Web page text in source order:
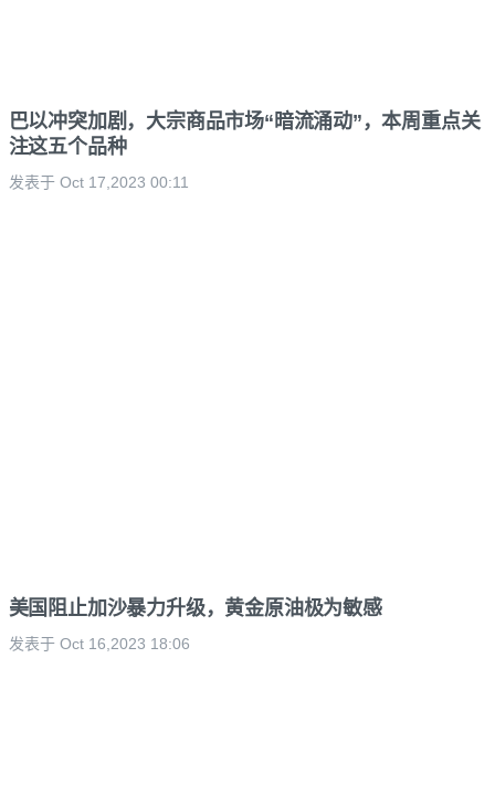
巴以冲突加剧，大宗商品市场“暗流涌动”，本周重点关
注这五个品种
发表于 Oct 17,2023 00:11
美国阻止加沙暴力升级，黄金原油极为敏感
发表于 Oct 16,2023 18:06